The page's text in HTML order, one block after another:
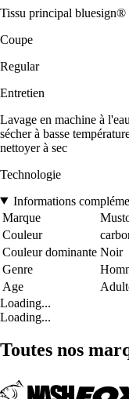
Tissu principal bluesign®
Coupe
Regular
Entretien
Lavage en machine à
sécher à basse
nettoyer à sec
Technologie
Informations
Marque
Couleur
Couleur dominante Noir
Genre
Age
Loading...
Loading...
Toutes nos